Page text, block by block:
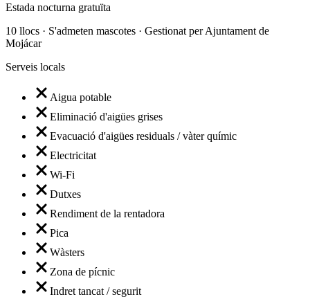
Estada nocturna gratuïta
10 llocs · S'admeten mascotes · Gestionat per Ajuntament de
Mojácar
Serveis locals
Aigua potable
Eliminació d'aigües grises
Evacuació d'aigües residuals / vàter químic
Electricitat
Wi-Fi
Dutxes
Rendiment de la rentadora
Pica
Wàsters
Zona de pícnic
Indret tancat / segurit